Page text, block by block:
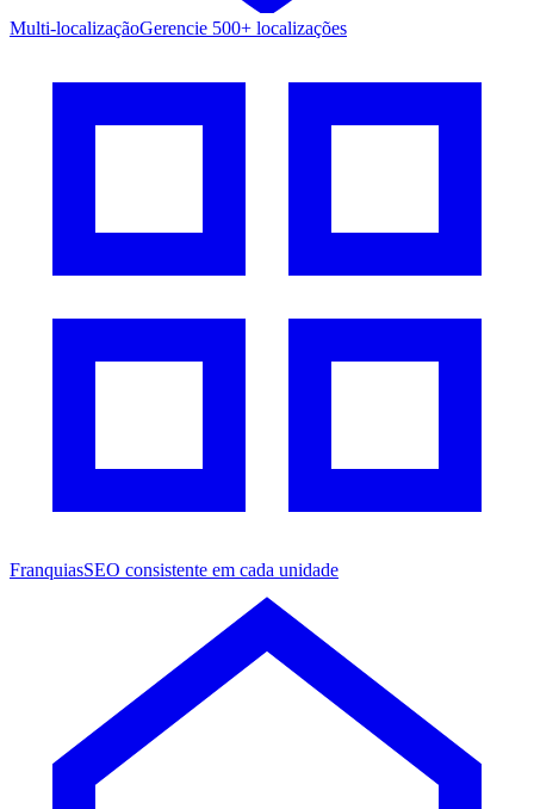
Multi-localizaçãoGerencie 500+ localizações
FranquiasSEO consistente em cada unidade